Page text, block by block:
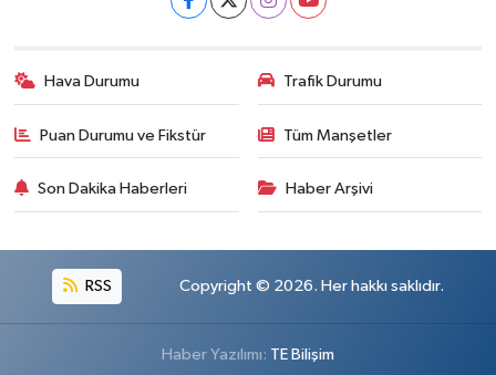
Hava Durumu Trafik Durumu
Puan Durumu ve Fikstür Tüm Manşetler
Son Dakika Haberleri Haber Arşivi
RSS Copyright © 2026. Her hakkı saklıdır.
Haber Yazılımı: TE Bilişim